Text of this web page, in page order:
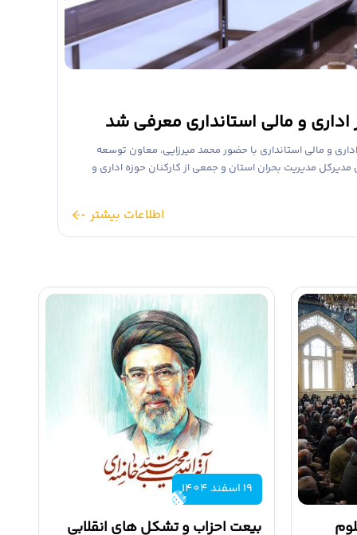
و مالی استانداری معرفی شد
و مالی استانداری با حضور محمد میرزایی، معاون توسعه
مدیرکل مدیریت بحران استان و جمعی از کارکنان حوزه اداری و
اطلاعات بیشتر
19 اسفند 1404
بیعت احزاب و تشکل های انقلابی